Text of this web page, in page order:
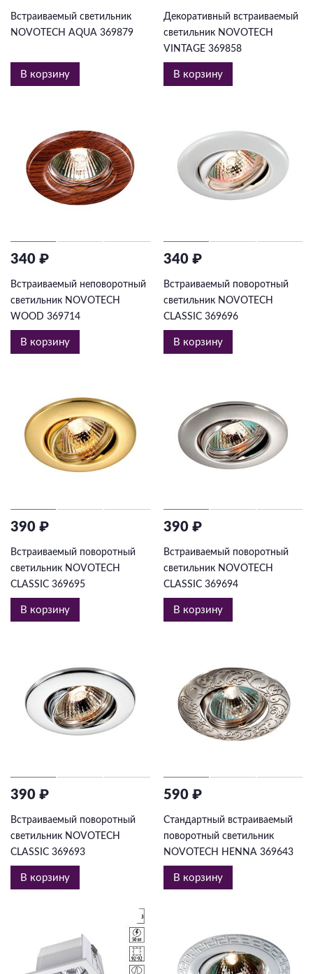
Встраиваемый светильник
NOVOTECH AQUA 369879
В корзину
Декоративный встраиваемый
светильник NOVOTECH
VINTAGE 369858
В корзину
340 ₽
Встраиваемый неповоротный
светильник NOVOTECH
WOOD 369714
В корзину
340 ₽
Встраиваемый поворотный
светильник NOVOTECH
CLASSIC 369696
В корзину
390 ₽
Встраиваемый поворотный
светильник NOVOTECH
CLASSIC 369695
В корзину
390 ₽
Встраиваемый поворотный
светильник NOVOTECH
CLASSIC 369694
В корзину
390 ₽
Встраиваемый поворотный
светильник NOVOTECH
CLASSIC 369693
В корзину
590 ₽
Стандартный встраиваемый
поворотный светильник
NOVOTECH HENNA 369643
В корзину